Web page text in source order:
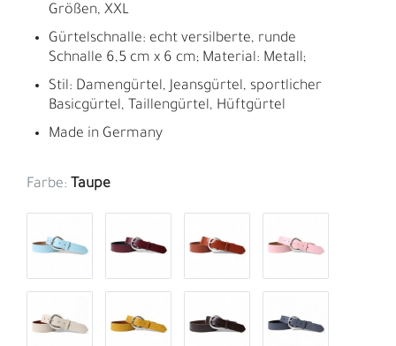
Größen, XXL
Gürtelschnalle: echt versilberte, runde
Schnalle 6,5 cm x 6 cm; Material: Metall;
Stil: Damengürtel, Jeansgürtel, sportlicher
Basicgürtel, Taillengürtel, Hüftgürtel
Made in Germany
Farbe: Taupe